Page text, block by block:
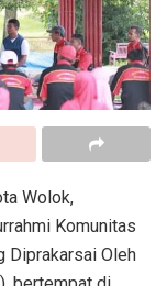
Wolok,
Komunitas
Diprakarsai Oleh